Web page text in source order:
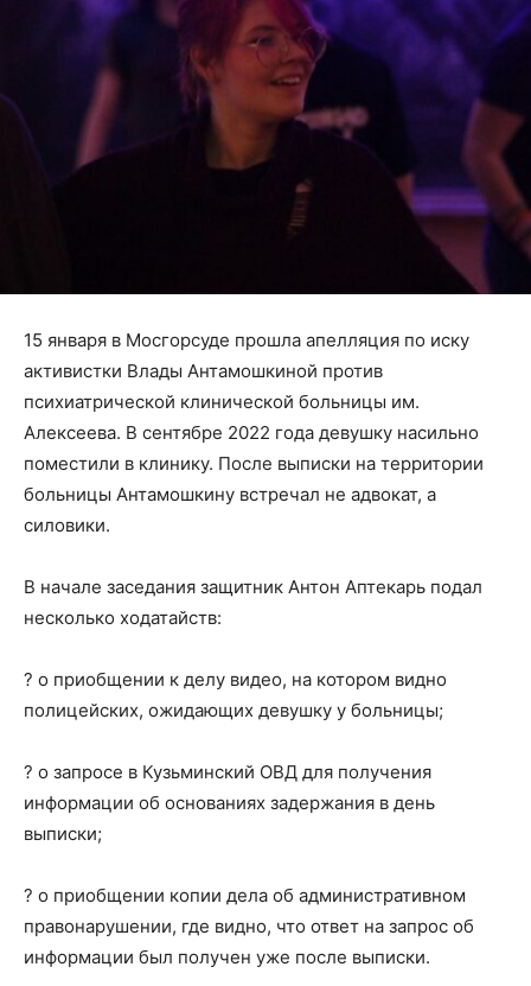
15 января в Мосгорсуде прошла апелляция по иску
активистки Влады Антамошкиной против
психиатрической клинической больницы им.
Алексеева. В сентябре 2022 года девушку насильно
поместили в клинику. После выписки на территории
больницы Антамошкину встречал не адвокат, а
силовики.
В начале заседания защитник Антон Аптекарь подал
несколько ходатайств:
? о приобщении к делу видео, на котором видно
полицейских, ожидающих девушку у больницы;
? о запросе в Кузьминский ОВД для получения
информации об основаниях задержания в день
выписки;
? о приобщении копии дела об административном
правонарушении, где видно, что ответ на запрос об
информации был получен уже после выписки.